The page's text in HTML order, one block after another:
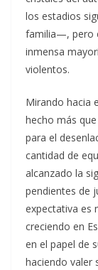
los estadios
familia—, pero
inmensa
violentos.
Mirando hacia
hecho más
para el
cantidad de
alcanzado la
pendientes de
expectativa es
creciendo en
en el papel de
haciendo valer